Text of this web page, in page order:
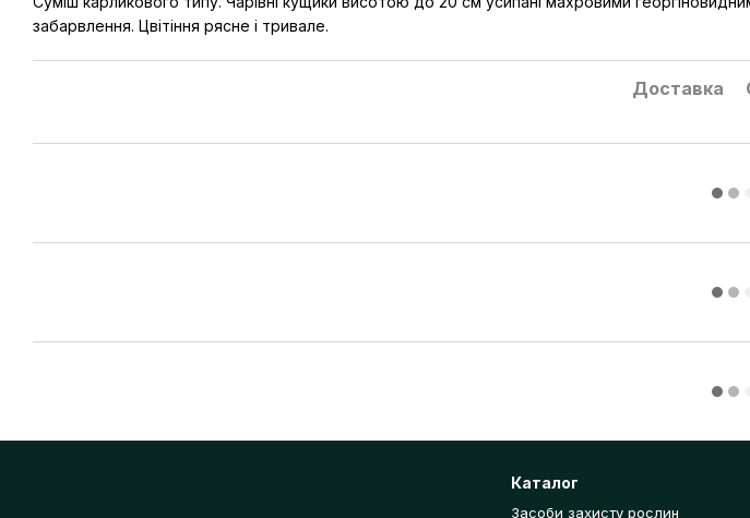
забарвлення. Цвітіння рясне і тривале.
Доставка
Каталог
Засоби захисту рослин